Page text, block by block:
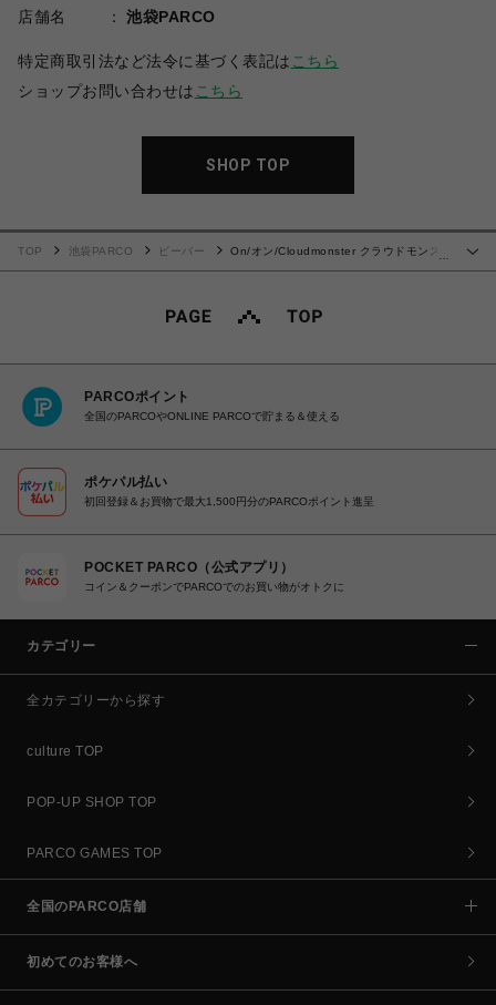
店舗名
池袋PARCO
特定商取引法など法令に基づく表記は こちら
ショップお問い合わせは こちら
SHOP TOP
TOP 池袋PARCO ビーバー
On/オン/Cloudmonster クラウドモンス
PARCOポイント
全国のPARCOやONLINE PARCOで貯まる＆使える
ポケパル払い
初回登録＆お買物で最大1,500円分のPARCOポイント進呈
POCKET PARCO（公式アプリ）
コイン＆クーポンでPARCOでのお買い物がオトクに
カテゴリー
全カテゴリーから探す
culture TOP
POP-UP SHOP TOP
PARCO GAMES TOP
全国のPARCO店舗
初めてのお客様へ